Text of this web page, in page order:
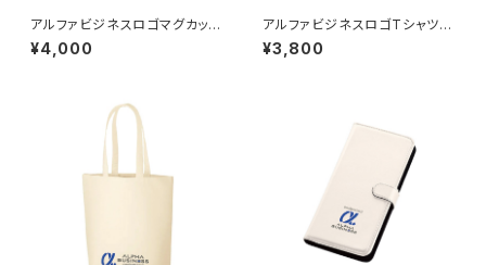
アルファビジネスロゴマグカップ
／工藤 裕志
¥4,000
アルファビジネスロゴTシャツ／
工藤 裕志
¥3,800